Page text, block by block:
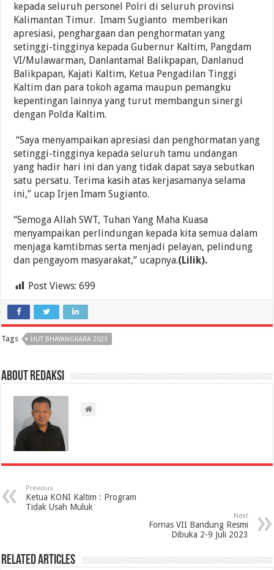
kepada seluruh personel Polri di seluruh provinsi
Kalimantan Timur. Imam Sugianto memberikan
apresiasi, penghargaan dan penghormatan yang
setinggi-tingginya kepada Gubernur Kaltim, Pangdam
VI/Mulawarman, Danlantamal Balikpapan, Danlanud
Balikpapan, Kajati Kaltim, Ketua Pengadilan Tinggi
Kaltim dan para tokoh agama maupun pemangku
kepentingan lainnya yang turut membangun sinergi
dengan Polda Kaltim.
“Saya menyampaikan apresiasi dan penghormatan yang
setinggi-tingginya kepada seluruh tamu undangan
yang hadir hari ini dan yang tidak dapat saya sebutkan
satu persatu. Terima kasih atas kerjasamanya selama
ini,” ucap Irjen Imam Sugianto.
“Semoga Allah SWT, Tuhan Yang Maha Kuasa
menyampaikan perlindungan kepada kita semua dalam
menjaga kamtibmas serta menjadi pelayan, pelindung
dan pengayom masyarakat,” ucapnya.(Lilik).
Post Views: 699
Tags HUT BHAYANGKARA 2023
About Redaksi
Previous
Ketua KONI Kaltim : Program
Tidak Usah Muluk
Next
Fornas VII Bandung Resmi
Dibuka 2-9 Juli 2023
Related Articles